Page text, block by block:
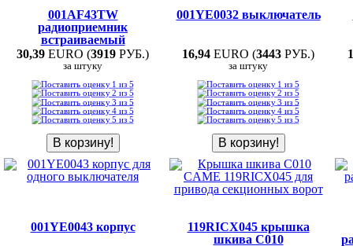
001AF43TW
радиоприемник
встраиваемый
30,39 EURO (3919 РУБ.)
за штуку
001YE0032 выключатель
16,94 EURO (3443 РУБ.)
за штуку
001YE0043 корпус
119RICX045 крышка
шкива C010